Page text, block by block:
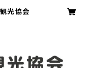
光協会